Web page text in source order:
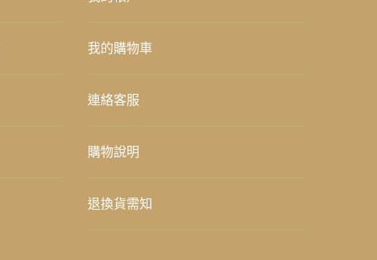
我的購物車
連絡客服
購物說明
退換貨需知